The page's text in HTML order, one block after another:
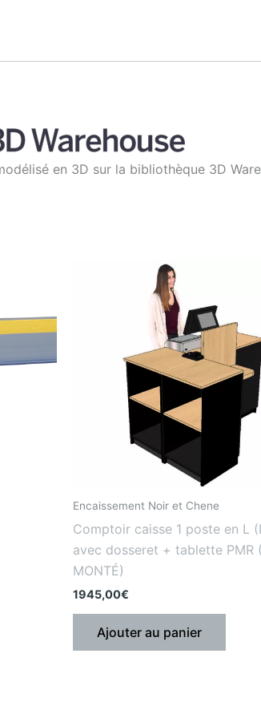
en 3D sur la bibliothèque 3D
Encaissement Noir et Chene
Comptoir caisse 1 poste en L
avec dosseret + tablette PMR
MONTÉ)
1945,00€
Ajouter au panier